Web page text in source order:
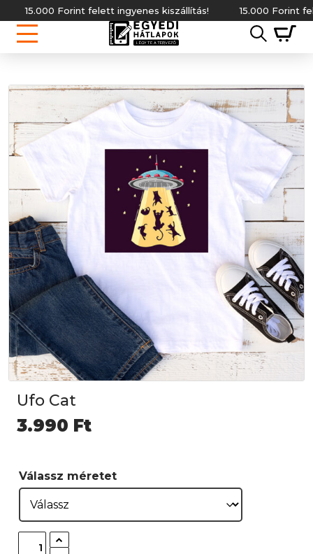
15.000 Forint felett ingyenes kiszállítás! 15.000 Forint felett
Ufo Cat
3.990 Ft
Válassz méretet